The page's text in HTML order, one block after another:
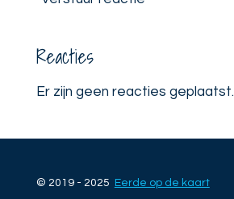
Reacties
Er zijn geen reacties geplaatst.
© 2019 - 2025 Eerde op de kaart